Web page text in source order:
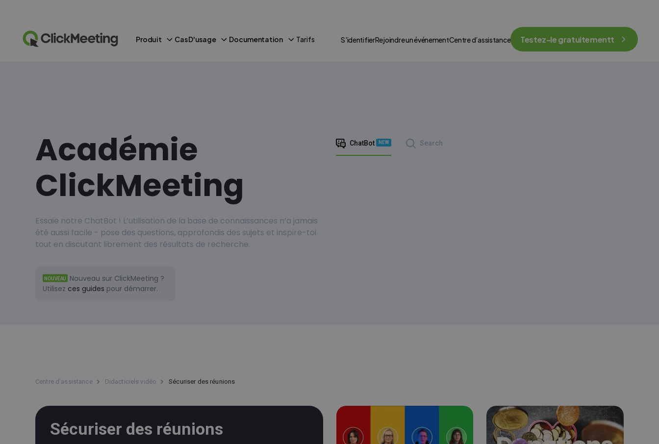
Produit Cas D'usage Documentation Tarifs S'identifierRejoindre un événementCentre d’assistance Testez-le gratuitementt
Académie
ClickMeeting
Essaie notre ChatBot ! L’utilisation de la base de connaissances n’a jamais
été aussi facile - pose des questions, approfondis des sujets et inspire-toi
tout en discutant librement des résultats de recherche.
NOUVEAU
Nouveau sur ClickMeeting ?
Utilisez ces guides pour démarrer.
ChatBot NEW Search
Centre d’assistance Didacticiels vidéo Sécuriser des réunions
Sécuriser des réunions